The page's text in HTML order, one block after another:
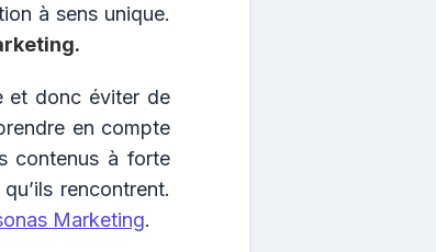
à sens unique.
et donc éviter de
en compte
contenus à forte
rencontrent.
Marketing.